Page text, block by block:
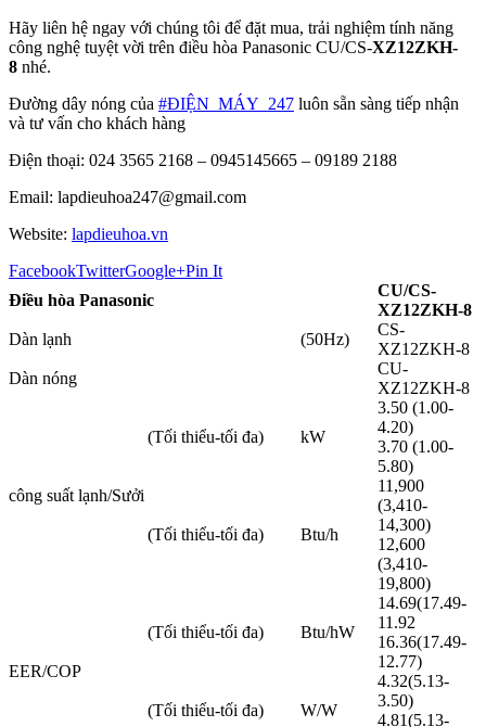
Hãy liên hệ ngay với chúng tôi để đặt mua, trải nghiệm tính năng
công nghệ tuyệt vời trên điều hòa Panasonic CU/CS-XZ12ZKH-
8 nhé.
Đường dây nóng của #ĐIỆN_MÁY_247 luôn sẵn sàng tiếp nhận
và tư vấn cho khách hàng
Điện thoại: 024 3565 2168 – 0945145665 – 09189 2188
Email: lapdieuhoa247@gmail.com
Website: lapdieuhoa.vn
FacebookTwitterGoogle+Pin It
Điều hòa Panasonic
CU/CS-
XZ12ZKH-8
Dàn lạnh
(50Hz)
CS-
XZ12ZKH-8
Dàn nóng
CU-
XZ12ZKH-8
công suất lạnh/Sưởi
(Tối thiểu-tối đa) kW
3.50 (1.00-
4.20)
3.70 (1.00-
5.80)
(Tối thiểu-tối đa) Btu/h
11,900
(3,410-
14,300)
12,600
(3,410-
19,800)
EER/COP
(Tối thiểu-tối đa) Btu/hW
14.69(17.49-
11.92
16.36(17.49-
12.77)
(Tối thiểu-tối đa) W/W
4.32(5.13-
3.50)
4.81(5.13-